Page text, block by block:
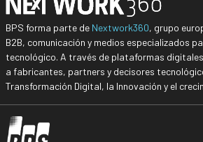
BPS forma parte de Nextwork360, grupo
B2B, comunicación y medios especializados
tecnológico. A través de plataformas
a fabricantes, partners y decisores
Transformación Digital, la Innovación y el